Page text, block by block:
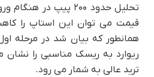
تحلیل حدود ۲۰۰ پیپ
قیمت می توان این استاپ را
ریوارد به ریسک مناسبی را
ترید عالی به شمار می رود.